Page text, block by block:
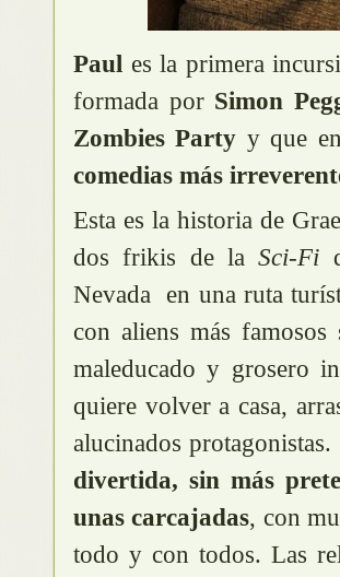
Paul es la primera
formada por Simon
Zombies Party y que
comedias más
Esta es la historia de
dos frikis de laSci-Fi
Nevada en una ruta
con aliens más
maleducado y grosero
quiere volver a casa,
alucinados
divertida, sin más
unas carcajadas, con
todo y con todos. Las